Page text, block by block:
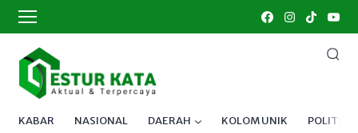
KABAR NASIONAL DAERAH KOLOM UNIK POLITIK